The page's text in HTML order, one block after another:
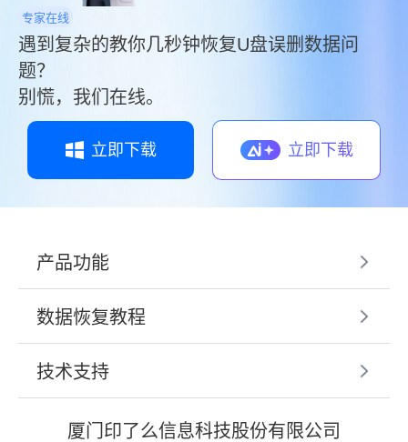
专家在线
遇到复杂的教你几秒钟恢复U盘误删数据问
题？
别慌，我们在线。
立即下载 立即下载
产品功能
数据恢复教程
技术支持
厦门印了么信息科技股份有限公司